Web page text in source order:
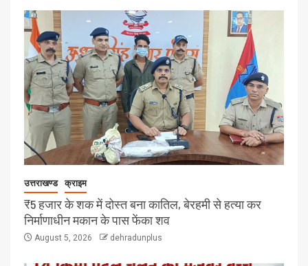
उत्तराखण्ड क्राइम
₹5 हजार के शक में दोस्त बना कातिल, बेरहमी से हत्या कर
निर्माणाधीन मकान के पास फेंका शव
August 5, 2026 dehradunplus